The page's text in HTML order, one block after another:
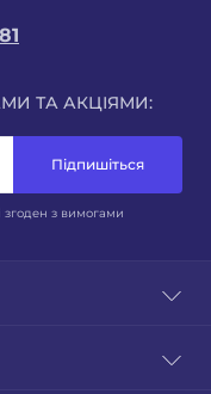
ТА АКЦІЯМИ:
Підпишіться
і згоден з вимогами